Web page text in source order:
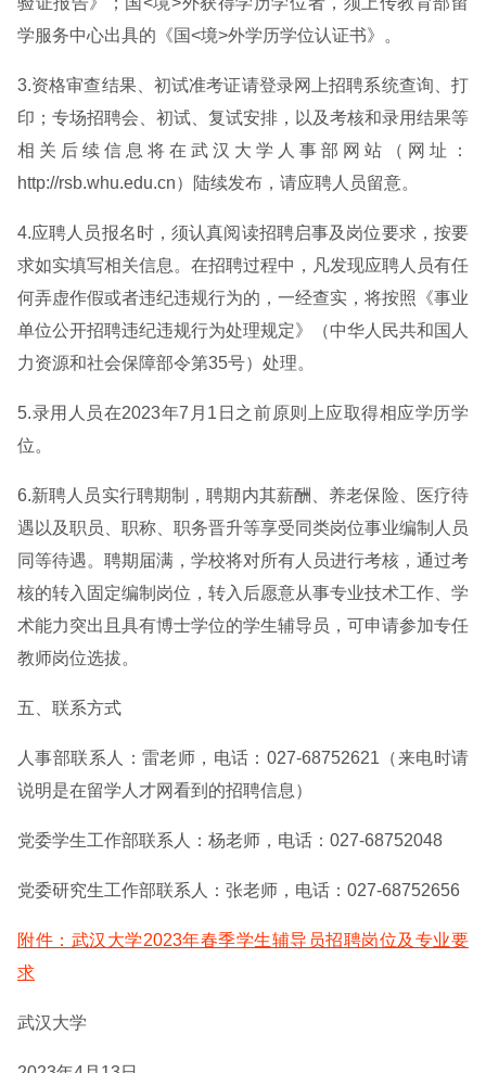
学服务中心出具的《国<境>外学历学位认证书》。
3.资格审查结果、初试准考证请登录网上招聘系统查询、打
印；专场招聘会、初试、复试安排，以及考核和录用结果等
相关后续信息将在武汉大学人事部网站（网址：
http://rsb.whu.edu.cn）陆续发布，请应聘人员留意。
4.应聘人员报名时，须认真阅读招聘启事及岗位要求，按要
求如实填写相关信息。在招聘过程中，凡发现应聘人员有任
何弄虚作假或者违纪违规行为的，一经查实，将按照《事业
单位公开招聘违纪违规行为处理规定》（中华人民共和国人
力资源和社会保障部令第35号）处理。
5.录用人员在2023年7月1日之前原则上应取得相应学历学
位。
6.新聘人员实行聘期制，聘期内其薪酬、养老保险、医疗待
遇以及职员、职称、职务晋升等享受同类岗位事业编制人员
同等待遇。聘期届满，学校将对所有人员进行考核，通过考
核的转入固定编制岗位，转入后愿意从事专业技术工作、学
术能力突出且具有博士学位的学生辅导员，可申请参加专任
教师岗位选拔。
五、联系方式
人事部联系人：雷老师，电话：027-68752621（来电时请
说明是在留学人才网看到的招聘信息）
党委学生工作部联系人：杨老师，电话：027-68752048
党委研究生工作部联系人：张老师，电话：027-68752656
附件：武汉大学2023年春季学生辅导员招聘岗位及专业要
求
武汉大学